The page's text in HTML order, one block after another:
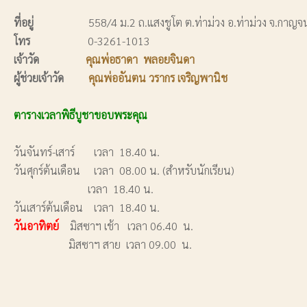
ที่อยู่ 558/4 ม.2 ถ.แสงชูโต ต.ท่าม่วง อ.ท่าม่วง จ.กาญ
โทร 0-3261-1013
เจ้าวัด คุณพ่อธาดา พลอยจินดา
ผู้ช่วยเจ้าวัด คุณพ่ออันตน วรากร เจริญพานิช
ตารางเวลาพิธีบูชาขอบพระคุณ
วันจันทร์-เสาร์ เวลา 18.40 น.
วันศุกร์ต้นเดือน เวลา 08.00 น. (สำหรับนักเรียน)
เวลา 18.40 น.
วันเสาร์ต้นเดือน เวลา 18.40 น.
วันอาทิตย์ มิสซาฯ เช้า เวลา 06.40 น.
มิสซาฯ สาย เวลา 09.00 น.